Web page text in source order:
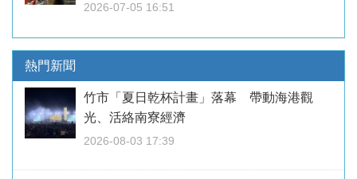
2026-07-05 16:51
熱門新聞
竹市「夏日乾杯計畫」落幕 帶動海港觀
光、活絡南寮經濟
2026-08-03 17:39